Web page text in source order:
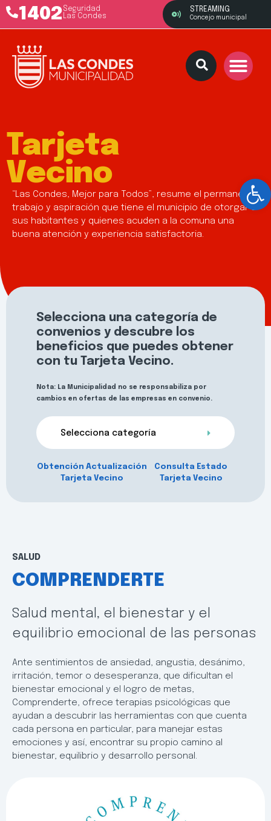
1402 Seguridad
Las Condes
STREAMING
Concejo municipal
Tarjeta
Vecino
“Las Condes, Mejor para Todos”, resume el permanente
trabajo y aspiración que tiene el municipio de otorgar a
sus habitantes y quienes acuden a la comuna una
buena atención y experiencia satisfactoria.
Selecciona una categoría de
convenios y descubre los
beneficios que puedes obtener
con tu Tarjeta Vecino.
Nota: La Municipalidad no se responsabiliza por
cambios en ofertas de las empresas en convenio.
Selecciona categoría
Obtención Actualización
Tarjeta Vecino
Consulta Estado
Tarjeta Vecino
SALUD
COMPRENDERTE
Salud mental, el bienestar y el
equilibrio emocional de las personas
Ante sentimientos de ansiedad, angustia, desánimo,
irritación, temor o desesperanza, que dificultan el
bienestar emocional y el logro de metas,
Comprenderte, ofrece terapias psicológicas que
ayudan a descubrir las herramientas con que cuenta
cada persona en particular, para manejar estas
emociones y así, encontrar su propio camino al
bienestar, equilibrio y desarrollo personal.